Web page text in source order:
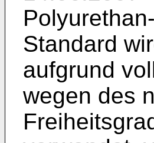
Standard
aufgrund
wegen des